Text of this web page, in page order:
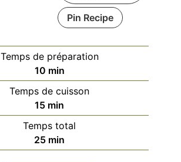
Pin Recipe
Temps de préparation
10minutes
min
Temps de cuisson
15minutes
min
Temps total
25minutes
min